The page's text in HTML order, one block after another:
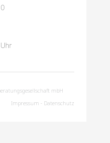
mbH
Impressum - Datenschutz